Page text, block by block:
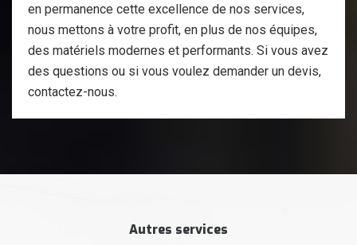
en permanence cette excellence de nos services,
nous mettons à votre profit, en plus de nos équipes,
des matériels modernes et performants. Si vous avez
des questions ou si vous voulez demander un devis,
contactez-nous.
Autres services